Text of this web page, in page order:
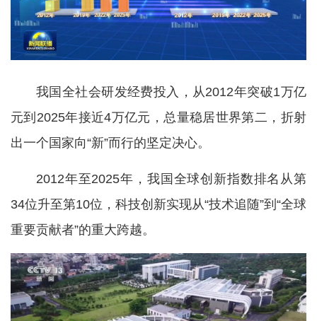
我国全社会研发经费投入，从2012年突破1万亿
元到2025年接近4万亿元，总量稳居世界第二，折射
出一个国家向“新”而行的坚定决心。
2012年至2025年，我国全球创新指数排名从第
34位升至第10位，科技创新实现从“技术追随”到“全球
重要贡献者”的重大跨越。